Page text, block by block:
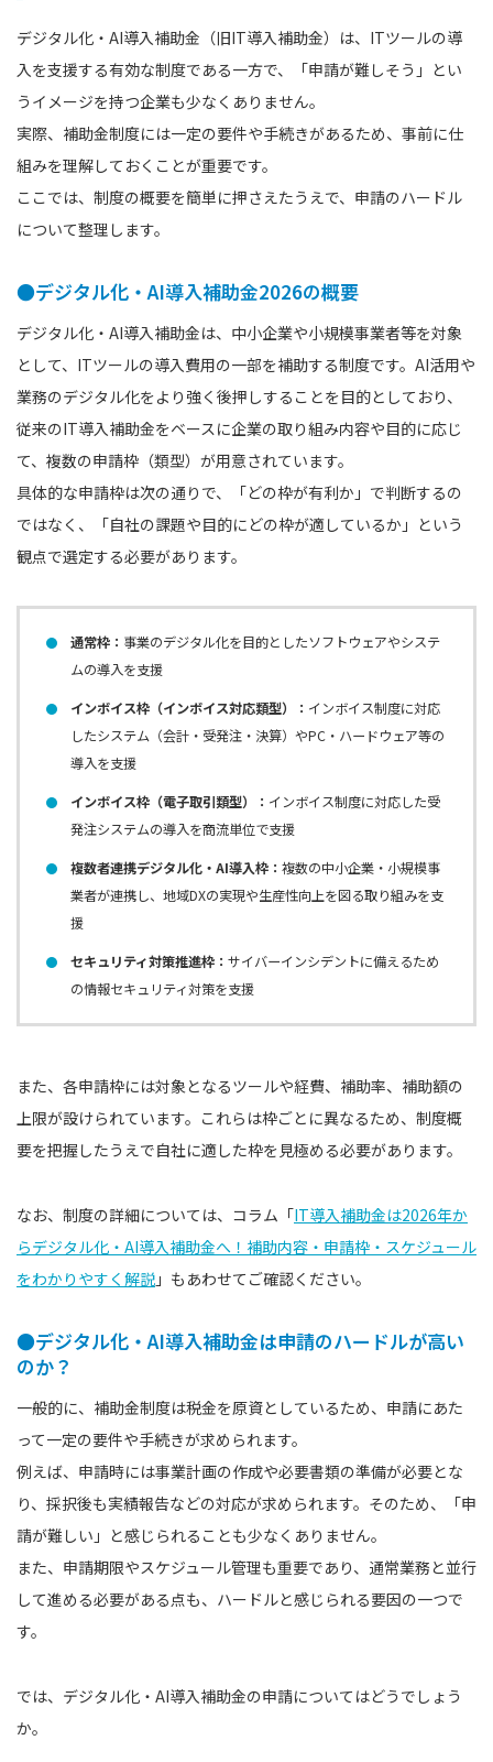
デジタル化・AI導入補助金（旧IT導入補助金）は、ITツールの導
入を支援する有効な制度である一方で、「申請が難しそう」とい
うイメージを持つ企業も少なくありません。
実際、補助金制度には一定の要件や手続きがあるため、事前に仕
組みを理解しておくことが重要です。
ここでは、制度の概要を簡単に押さえたうえで、申請のハードル
について整理します。
●デジタル化・AI導入補助金2026の概要
デジタル化・AI導入補助金は、中小企業や小規模事業者等を対象
として、ITツールの導入費用の一部を補助する制度です。AI活用や
業務のデジタル化をより強く後押しすることを目的としており、
従来のIT導入補助金をベースに企業の取り組み内容や目的に応じ
て、複数の申請枠（類型）が用意されています。
具体的な申請枠は次の通りで、「どの枠が有利か」で判断するの
ではなく、「自社の課題や目的にどの枠が適しているか」という
観点で選定する必要があります。
通常枠： 事業のデジタル化を目的としたソフトウェアやシステ
ムの導入を支援
インボイス枠（インボイス対応類型）： インボイス制度に対応
したシステム（会計・受発注・決算）やPC・ハードウェア等の
導入を支援
インボイス枠（電子取引類型）： インボイス制度に対応した受
発注システムの導入を商流単位で支援
複数者連携デジタル化・AI導入枠： 複数の中小企業・小規模事
業者が連携し、地域DXの実現や生産性向上を図る取り組みを支
援
セキュリティ対策推進枠： サイバーインシデントに備えるため
の情報セキュリティ対策を支援
また、各申請枠には対象となるツールや経費、補助率、補助額の
上限が設けられています。これらは枠ごとに異なるため、制度概
要を把握したうえで自社に適した枠を見極める必要があります。
なお、制度の詳細については、コラム「IT導入補助金は2026年か
らデジタル化・AI導入補助金へ！補助内容・申請枠・スケジュール
をわかりやすく解説 」もあわせてご確認ください。
●デジタル化・AI導入補助金は申請のハードルが高い
のか？
一般的に、補助金制度は税金を原資としているため、申請にあた
って一定の要件や手続きが求められます。
例えば、申請時には事業計画の作成や必要書類の準備が必要とな
り、採択後も実績報告などの対応が求められます。そのため、「申
請が難しい」と感じられることも少なくありません。
また、申請期限やスケジュール管理も重要であり、通常業務と並行
して進める必要がある点も、ハードルと感じられる要因の一つで
す。
では、デジタル化・AI導入補助金の申請についてはどうでしょう
か。